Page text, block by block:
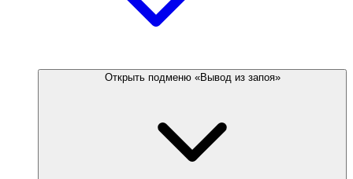
Открыть подменю «Вывод из запоя»